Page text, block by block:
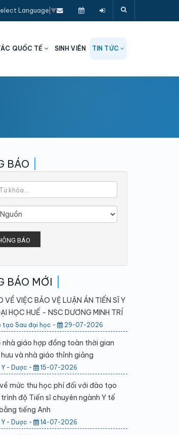
Language ▼
QUỐC TẾ SINH VIÊN TIN TỨC
BÁO
BÁO
BÁO MỚI
VỀ VIỆC BẢO VỆ LUẬN ÁN TIẾN SĨ Y
HỌC HUẾ - NSC DƯƠNG MINH TRÍ
tạo Sau đại học - 29-07-2026
nhà giáo hợp đồng toàn thời gian
và nhà giáo thỉnh giảng
- Dược - 15-07-2026
mức thu học phí đối với đào tạo
độ Tiến sĩ chuyên ngành Y tế
tiếng Anh
- Dược - 14-07-2026